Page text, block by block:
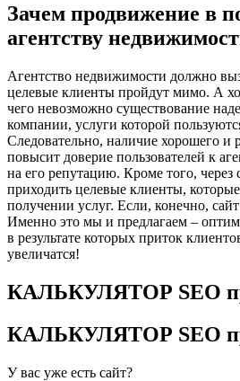
Зачем продвижение в
агентству
Агентство недвижимости должно
целевые клиенты пройдут мимо. А
чего невозможно существование
компании, услуги которой
Следовательно, наличие хорошего и
повысит доверие пользователей к
на его репутацию. Кроме того, через
приходить целевые клиенты,
получении услуг. Если, конечно,
Именно это мы и предлагаем –
в результате которых приток
увеличатся!
КАЛЬКУЛЯТОР SEO
КАЛЬКУЛЯТОР SEO
У вас уже есть сайт?